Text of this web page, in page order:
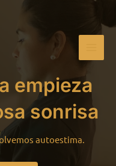
empieza
sonrisa
autoestima.